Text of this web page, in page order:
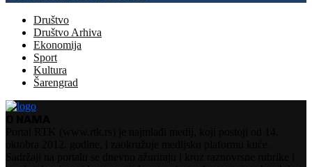
Društvo
Društvo Arhiva
Ekonomija
Sport
Kultura
Šarengrad